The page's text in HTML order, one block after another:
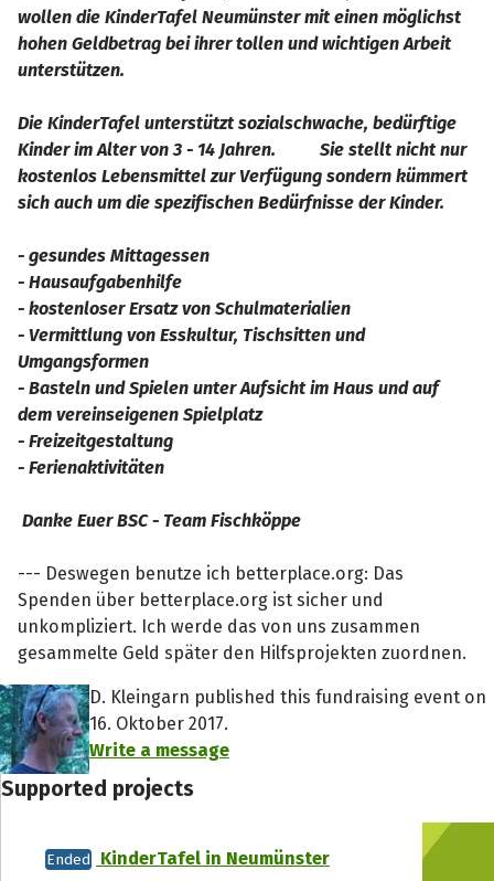
wollen die KinderTafel Neumünster mit einen möglichst
hohen Geldbetrag bei ihrer tollen und wichtigen Arbeit
unterstützen.
Die KinderTafel unterstützt sozialschwache, bedürftige
Kinder im Alter von 3 - 14 Jahren. Sie stellt nicht nur
kostenlos Lebensmittel zur Verfügung sondern kümmert
sich auch um die spezifischen Bedürfnisse der Kinder.
- gesundes Mittagessen
- Hausaufgabenhilfe
- kostenloser Ersatz von Schulmaterialien
- Vermittlung von Esskultur, Tischsitten und
Umgangsformen
- Basteln und Spielen unter Aufsicht im Haus und auf
dem vereinseigenen Spielplatz
- Freizeitgestaltung
- Ferienaktivitäten
Danke Euer BSC - Team Fischköppe
--- Deswegen benutze ich betterplace.org: Das
Spenden über betterplace.org ist sicher und
unkompliziert. Ich werde das von uns zusammen
gesammelte Geld später den Hilfsprojekten zuordnen.
D. Kleingarn published this fundraising event on
16. Oktober 2017.
Write a message
Supported projects
Ended KinderTafel in Neumünster